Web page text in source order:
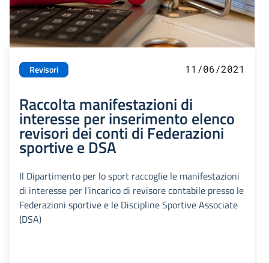
Revisori 11/06/2021
Raccolta manifestazioni di
interesse per inserimento elenco
revisori dei conti di Federazioni
sportive e DSA
Il Dipartimento per lo sport raccoglie le manifestazioni
di interesse per l’incarico di revisore contabile presso le
Federazioni sportive e le Discipline Sportive Associate
(DSA)